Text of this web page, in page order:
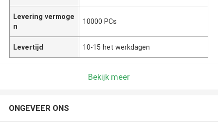
Levering vermoge
n
10000 PCs
Levertijd 10-15 het werkdagen
Bekijk meer
ONGEVEER ONS